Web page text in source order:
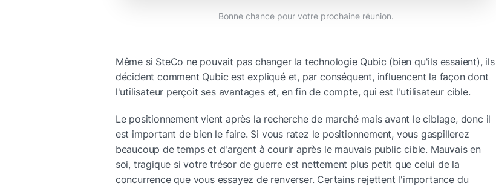
Bonne chance pour votre prochaine réunion.
Même si SteCo ne pouvait pas changer la technologie Qubic (bien qu'ils essaient), ils
décident comment Qubic est expliqué et, par conséquent, influencent la façon dont
l'utilisateur perçoit ses avantages et, en fin de compte, qui est l'utilisateur cible.
Le positionnement vient après la recherche de marché mais avant le ciblage, donc il
est important de bien le faire. Si vous ratez le positionnement, vous gaspillerez
beaucoup de temps et d'argent à courir après le mauvais public cible. Mauvais en
soi, tragique si votre trésor de guerre est nettement plus petit que celui de la
concurrence que vous essayez de renverser. Certains rejettent l'importance du